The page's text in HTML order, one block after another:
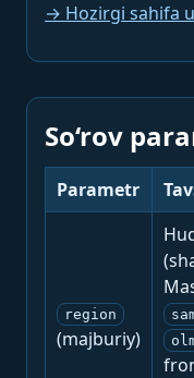
→ Hozirgi sahifa
So‘rov
Parametr
region
(majburiy)